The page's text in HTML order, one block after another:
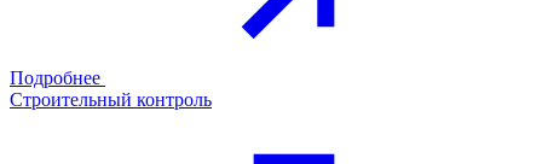
Подробнее
Строительный контроль